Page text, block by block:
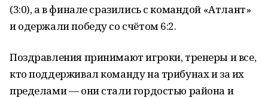
(3:0), а в финале сразились с командой «Атлант»
и одержали победу со счётом 6:2.
Поздравления принимают игроки, тренеры и все,
кто поддерживал команду на трибунах и за их
пределами — они стали гордостью района и